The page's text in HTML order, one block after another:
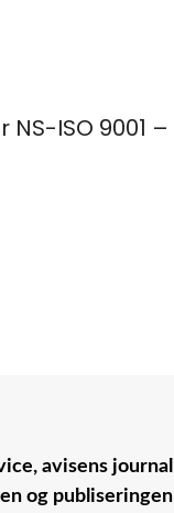
ISO 9001 –
avisens
og